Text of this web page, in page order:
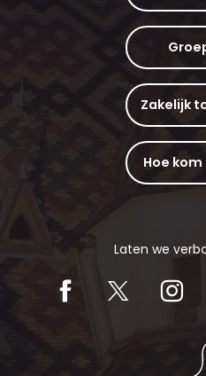
Zakelijk
Hoe kom
Laten we